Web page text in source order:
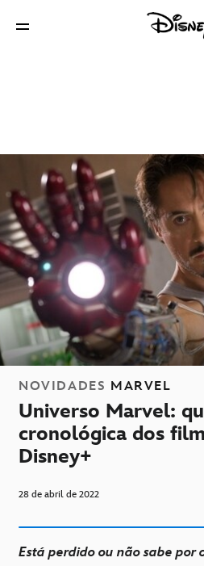
NOVIDADES MARVEL
Universo Marvel:
cronológica dos
Disney+
28 de abril de 2022
Está perdido ou não sabe por